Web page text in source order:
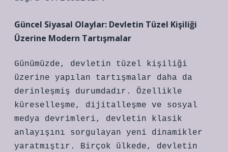
Güncel Siyasal Olaylar: Devletin Tüzel Kişiliği
Üzerine Modern Tartışmalar
Günümüzde, devletin tüzel kişiliği
üzerine yapılan tartışmalar daha da
derinleşmiş durumdadır. Özellikle
küreselleşme, dijitalleşme ve sosyal
medya devrimleri, devletin klasik
anlayışını sorgulayan yeni dinamikler
yaratmıştır. Birçok ülkede, devletin